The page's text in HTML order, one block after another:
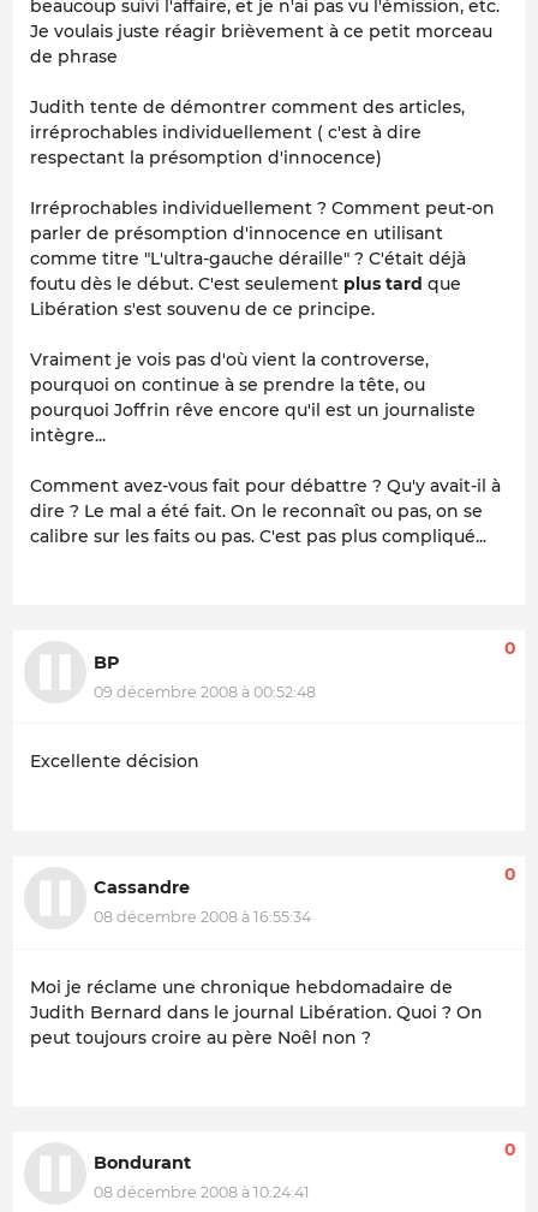
beaucoup suivi l'affaire, et je n'ai pas vu l'émission, etc.
Je voulais juste réagir brièvement à ce petit morceau
de phrase
Judith tente de démontrer comment des articles,
irréprochables individuellement ( c'est à dire
respectant la présomption d'innocence)
Irréprochables individuellement ? Comment peut-on
parler de présomption d'innocence en utilisant
comme titre "L'ultra-gauche déraille" ? C'était déjà
foutu dès le début. C'est seulement plus tard que
Libération s'est souvenu de ce principe.
Vraiment je vois pas d'où vient la controverse,
pourquoi on continue à se prendre la tête, ou
pourquoi Joffrin rêve encore qu'il est un journaliste
intègre...
Comment avez-vous fait pour débattre ? Qu'y avait-il à
dire ? Le mal a été fait. On le reconnaît ou pas, on se
calibre sur les faits ou pas. C'est pas plus compliqué...
BP
09 décembre 2008 à 00:52:48
0
Excellente décision
Cassandre
08 décembre 2008 à 16:55:34
0
Moi je réclame une chronique hebdomadaire de
Judith Bernard dans le journal Libération. Quoi ? On
peut toujours croire au père Noêl non ?
Bondurant
08 décembre 2008 à 10:24:41
0